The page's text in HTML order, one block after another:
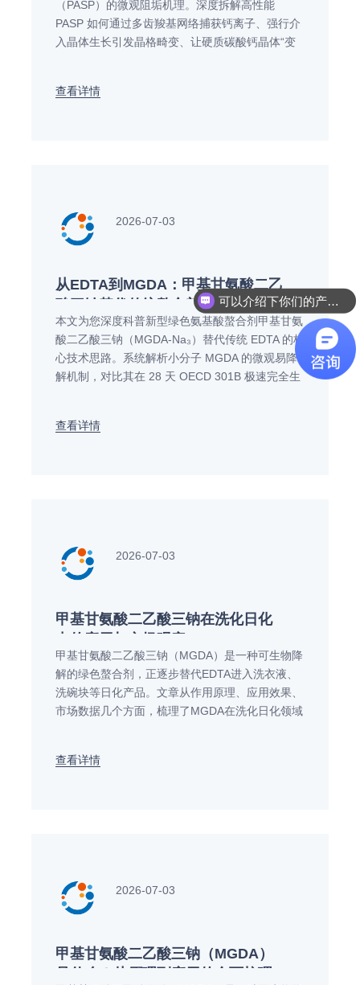
（PASP）的微观阻垢机理。深度拆解高性能
PASP 如何通过多齿羧基网络捕获钙离子、强行介
入晶体生长引发晶格畸变、让硬质碳酸钙晶体“变
方重构中的工艺选型应用方案。
查看详情
2026-07-03
从EDTA到MGDA：甲基甘氨酸二乙
酸三钠替代传统螯合剂的技术思路
本文为您深度科普新型绿色氨基酸螯合剂甲基甘氨
酸二乙酸三钠（MGDA-Na₃）替代传统 EDTA 的核
心技术思路。系统解析小分子 MGDA 的微观易降
解机制，对比其在 28 天 OECD 301B 极速完全生
用方案。
查看详情
2026-07-03
甲基甘氨酸二乙酸三钠在洗化日化
甲基甘氨酸二乙酸三钠（MGDA）是一种可生物降
解的绿色螯合剂，正逐步替代EDTA进入洗衣液、
洗碗块等日化产品。文章从作用原理、应用效果、
市场数据几个方面，梳理了MGDA在洗化日化领域
查看详情
2026-07-03
甲基甘氨酸二乙酸三钠（MGDA）
可以介绍下你们的产品么